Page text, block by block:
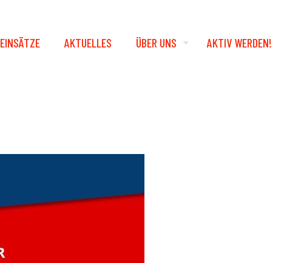
EINSÄTZE AKTUELLES ÜBER UNS AKTIV WERDEN!